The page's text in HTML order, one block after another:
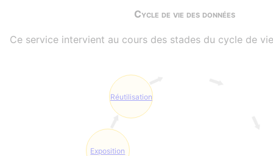
Cycle de vie des données
Ce service intervient au cours des stades du cycle de
Exposition
Réutilisation